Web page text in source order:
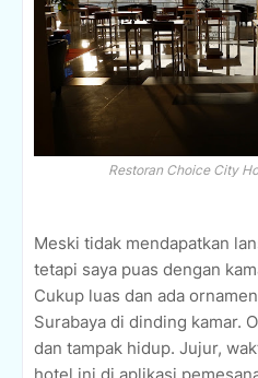
Restoran Choice City
Meski tidak mendapatkan
tetapi saya puas dengan
Cukup luas dan ada
Surabaya di dinding kamar.
dan tampak hidup. Jujur,